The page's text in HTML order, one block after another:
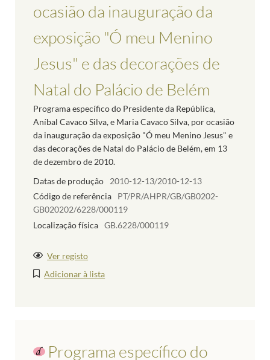
ocasião da inauguração da
exposição "Ó meu Menino
Jesus" e das decorações de
Natal do Palácio de Belém
Programa específico do Presidente da República,
Aníbal Cavaco Silva, e Maria Cavaco Silva, por ocasião
da inauguração da exposição "Ó meu Menino Jesus" e
das decorações de Natal do Palácio de Belém, em 13
de dezembro de 2010.
Datas de produção
2010-12-13/2010-12-13
Código de referência
PT/PR/AHPR/GB/GB0202-
GB020202/6228/000119
Localização física GB.6228/000119
Ver registo
Adicionar à lista
Programa específico do